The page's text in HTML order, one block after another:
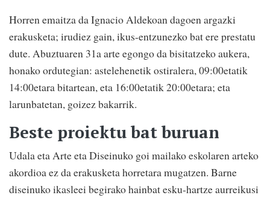
Horren emaitza da Ignacio Aldekoan dagoen argazki
erakusketa; irudiez gain, ikus-entzunezko bat ere prestatu
dute. Abuztuaren 31a arte egongo da bisitatzeko aukera,
honako ordutegian: astelehenetik ostiralera, 09:00etatik
14:00etara bitartean, eta 16:00etatik 20:00etara; eta
larunbatetan, goizez bakarrik.
Beste proiektu bat buruan
Udala eta Arte eta Diseinuko goi mailako eskolaren arteko
akordioa ez da erakusketa horretara mugatzen. Barne
diseinuko ikasleei begirako hainbat esku-hartze aurreikusi